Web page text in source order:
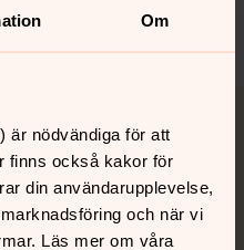
Om
är nödvändiga för att
finns också kakor för
din användarupplevelse,
och när vi
Läs mer om våra